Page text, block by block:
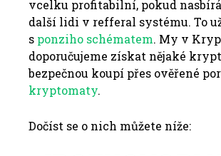
vcelku profitabilní, pokud
další lidi v refferal systému. To
s ponziho schématem. My v
doporučujeme získat nějaké
bezpečnou koupí přes ověřené
kryptomaty.
Dočíst se o nich můžete níže: